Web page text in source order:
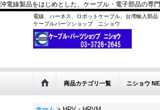
沖電線製品をはじめとした、ケーブル・電子部品の専
電線、ハーネス、ロボットケーブル、台湾輸入部
ケーブルパーツショップ ニショウ
商品カテゴリ一覧 ニショウ